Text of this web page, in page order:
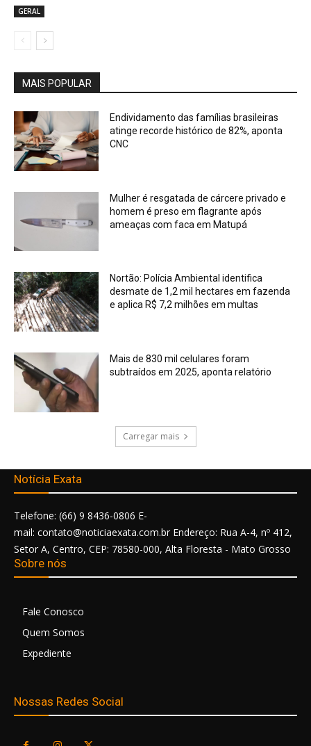
GERAL
MAIS POPULAR
Endividamento das famílias brasileiras
atinge recorde histórico de 82%, aponta
CNC
Mulher é resgatada de cárcere privado e
homem é preso em flagrante após
ameaças com faca em Matupá
Nortão: Polícia Ambiental identifica
desmate de 1,2 mil hectares em fazenda
e aplica R$ 7,2 milhões em multas
Mais de 830 mil celulares foram
subtraídos em 2025, aponta relatório
Carregar mais
Notícia Exata
Telefone: (66) 9 8436-0806 E-
mail: contato@noticiaexata.com.br Endereço: Rua A-4, nº 412,
Setor A, Centro, CEP: 78580-000, Alta Floresta - Mato Grosso
Sobre nós
Fale Conosco
Quem Somos
Expediente
Nossas Redes Social